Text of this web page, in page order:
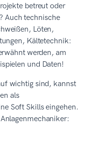
betreut oder
Auch technische
Löten,
Kältetechnik:
werden, am
und Daten!
wichtig sind, kannst
als
Soft Skills eingehen.